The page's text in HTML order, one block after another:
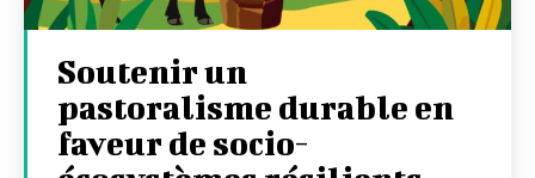
Soutenir un
pastoralisme durable en
faveur de socio-